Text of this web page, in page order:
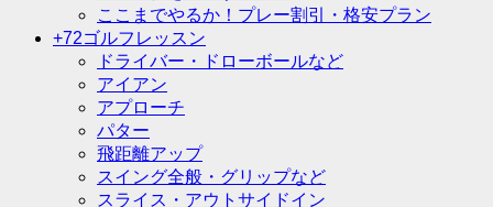
ここまでやるか！プレー割引・格安プラン
+72ゴルフレッスン
ドライバー・ドローボールなど
アイアン
アプローチ
パター
飛距離アップ
スイング全般・グリップなど
スライス・アウトサイドイン